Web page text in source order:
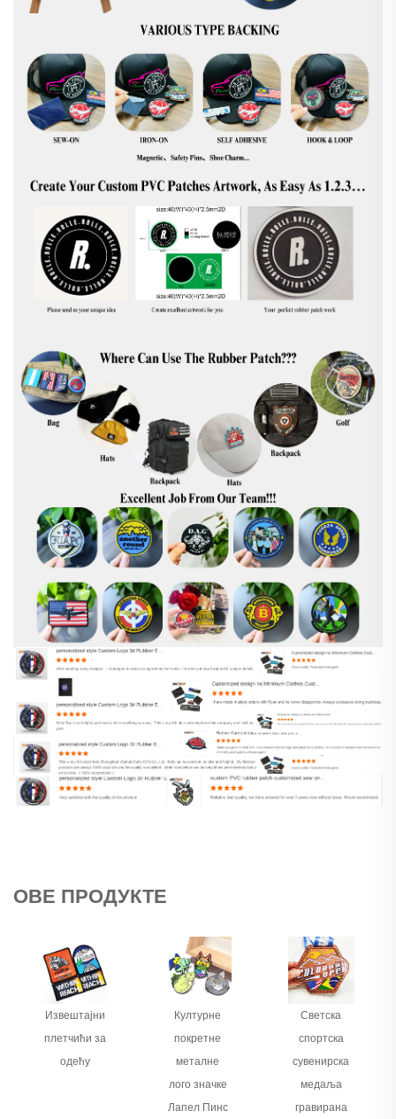
ОВЕ ПРОДУКТЕ
Извештајни
плетчићи за
одећу
Културне
покретне
металне
лого значке
Лапел Пинс
Светска
спортска
сувенирска
медаља
гравирана